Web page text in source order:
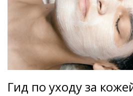
Гид по уходу за